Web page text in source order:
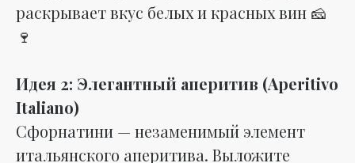
раскрывает вкус белых и красных вин 🧀
🍷
Идея 2: Элегантный аперитив (Aperitivo
Italiano)
Сфорнатини — незаменимый элемент
итальянского аперитива. Выложите